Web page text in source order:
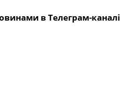
в Телеграм-каналі